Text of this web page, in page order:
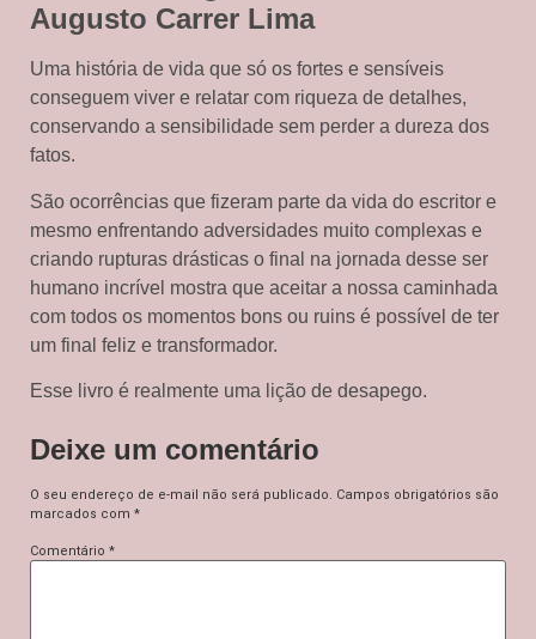
Augusto Carrer Lima
Uma história de vida que só os fortes e sensíveis
conseguem viver e relatar com riqueza de detalhes,
conservando a sensibilidade sem perder a dureza dos
fatos.
São ocorrências que fizeram parte da vida do escritor e
mesmo enfrentando adversidades muito complexas e
criando rupturas drásticas o final na jornada desse ser
humano incrível mostra que aceitar a nossa caminhada
com todos os momentos bons ou ruins é possível de ter
um final feliz e transformador.
Esse livro é realmente uma lição de desapego.
Deixe um comentário
O seu endereço de e-mail não será publicado. Campos obrigatórios são
marcados com *
Comentário *